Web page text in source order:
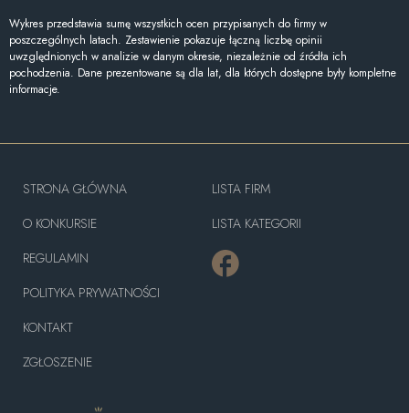
Wykres przedstawia sumę wszystkich ocen przypisanych do firmy w
poszczególnych latach. Zestawienie pokazuje łączną liczbę opinii
uwzględnionych w analizie w danym okresie, niezależnie od źródła ich
pochodzenia. Dane prezentowane są dla lat, dla których dostępne były kompletne
informacje.
STRONA GŁÓWNA
O KONKURSIE
REGULAMIN
POLITYKA PRYWATNOŚCI
KONTAKT
ZGŁOSZENIE
LISTA FIRM
LISTA KATEGORII